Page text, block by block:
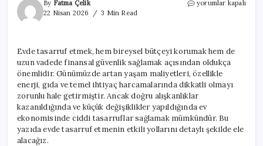
By Fatma Çelik
22 Nisan 2026
3 Min Read
Evde
yorumlar kapalı
Evde tasarruf etmek, hem bireysel bütçeyi korumak hem de
uzun vadede finansal güvenlik sağlamak açısından oldukça
önemlidir. Günümüzde artan yaşam maliyetleri, özellikle
enerji, gıda ve temel ihtiyaç harcamalarında dikkatli olmayı
zorunlu hale getirmiştir. Ancak doğru alışkanlıklar
kazanıldığında ve küçük değişiklikler yapıldığında ev
ekonomisinde ciddi tasarruflar sağlamak mümkündür. Bu
yazıda evde tasarruf etmenin etkili yollarını detaylı şekilde ele
alacağız.